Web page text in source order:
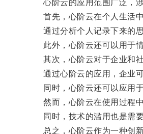
心阶云的应用范围广泛，涉
首先，心阶云在个人生活中
通过分析个人记录下来的思
此外，心阶云还可以用于情
其次，心阶云对于企业和社
通过心阶云的应用，企业可
同时，心阶云还可以应用于
然而，心阶云在使用过程中
同时，技术的滥用也是需要
总之，心阶云作为一种创新